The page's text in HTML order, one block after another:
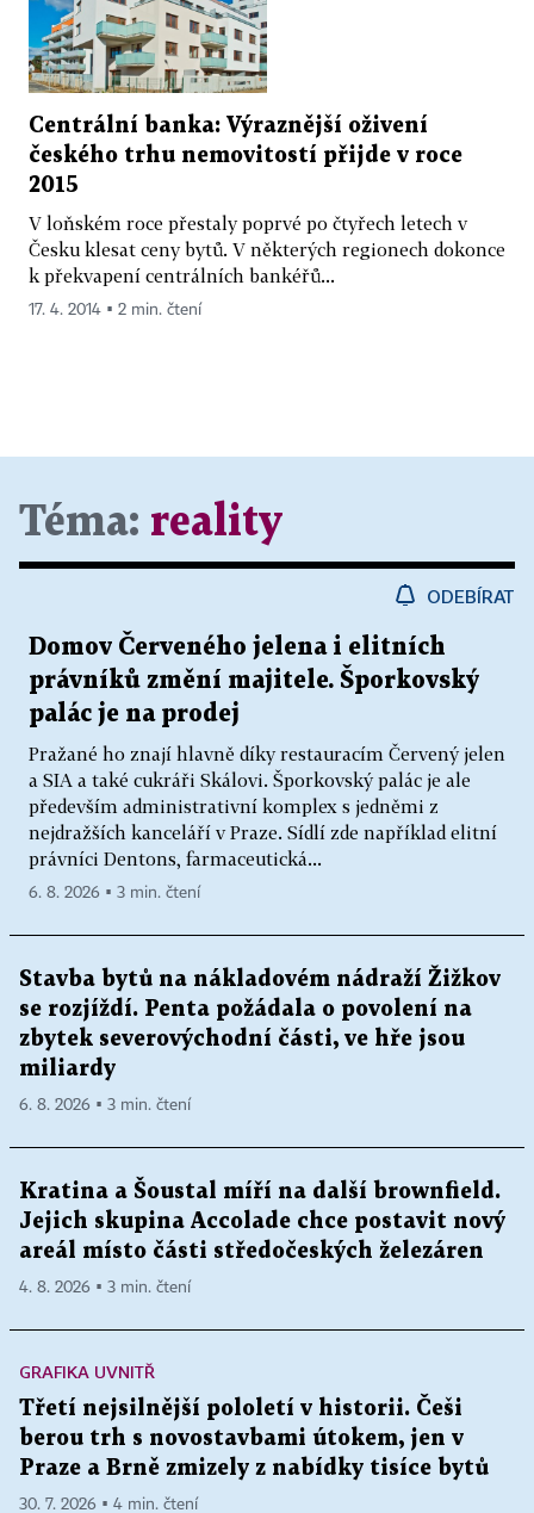
Centrální banka: Výraznější oživení
českého trhu nemovitostí přijde v roce
2015
V loňském roce přestaly poprvé po čtyřech letech v
Česku klesat ceny bytů. V některých regionech dokonce
k překvapení centrálních bankéřů...
17. 4. 2014 ▪ 2 min. čtení
Téma: reality
ODEBÍRAT
Domov Červeného jelena i elitních
právníků změní majitele. Šporkovský
palác je na prodej
Pražané ho znají hlavně díky restauracím Červený jelen
a SIA a také cukráři Skálovi. Šporkovský palác je ale
především administrativní komplex s jedněmi z
nejdražších kanceláří v Praze. Sídlí zde například elitní
právníci Dentons, farmaceutická...
6. 8. 2026 ▪ 3 min. čtení
Stavba bytů na nákladovém nádraží Žižkov
se rozjíždí. Penta požádala o povolení na
zbytek severovýchodní části, ve hře jsou
miliardy
6. 8. 2026 ▪ 3 min. čtení
Kratina a Šoustal míří na další brownfield.
Jejich skupina Accolade chce postavit nový
areál místo části středočeských železáren
4. 8. 2026 ▪ 3 min. čtení
GRAFIKA UVNITŘ
Třetí nejsilnější pololetí v historii. Češi
berou trh s novostavbami útokem, jen v
Praze a Brně zmizely z nabídky tisíce bytů
30. 7. 2026 ▪ 4 min. čtení